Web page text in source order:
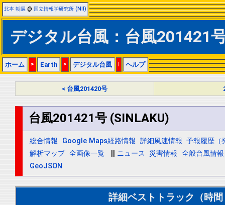
北本 朝展 @ 国立情報学研究所 (NII)
デジタル台風：台風201421
ホーム > Earth > デジタル台風 | ヘルプ
< 台風201420号
台風201421号 (SINLAKU)
総合情報 Google Maps経路情報 詳細風速情報 予報履歴（
解析マップ 全画像一覧 ニュース 災害情報 全般台風情報
GeoJSON
詳細ベストトラック（時